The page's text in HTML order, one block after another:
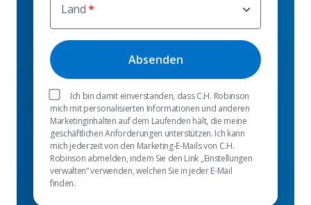
Land
Ich bin damit einverstanden, dass C.H. Robinson
mich mit personalisierten Informationen und anderen
Marketinginhalten auf dem Laufenden hält, die meine
geschäftlichen Anforderungen unterstützen. Ich kann
mich jederzeit von den Marketing-E-Mails von C.H.
Robinson abmelden, indem Sie den Link „Einstellungen
verwalten“ verwenden, welchen Sie in jeder E-Mail
finden.